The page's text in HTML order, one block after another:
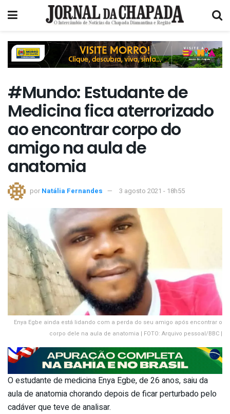
#Mundo: Estudante de
Medicina fica aterrorizado
ao encontrar corpo do
amigo na aula de
anatomia
por Natália Fernandes 3 agosto 2021 - 18h55
Enya Egbe ainda está lidando com a perda do seu amigo após encontrar o
corpo dele na aula de anatomia | FOTO: Arquivo pessoal/BBC |
O estudante de medicina Enya Egbe, de 26 anos, saiu da
aula de anatomia chorando depois de ficar perturbado pelo
cadáver que teve de analisar.